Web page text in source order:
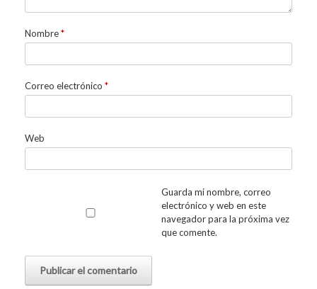
Nombre*
Correo electrónico *
Web
Guarda mi nombre, correo
electrónico y web en este
navegador para la próxima vez
que comente.